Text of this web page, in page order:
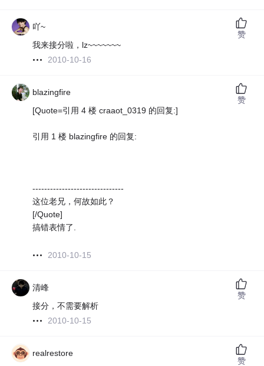
吖~
我来接分啦，lz~~~~~~~
2010-10-16
赞
blazingfire
[Quote=引用 4 楼 craaot_0319 的回复:]
引用 1 楼 blazingfire 的回复:
-------------------------------
这位老兄，何故如此？
[/Quote]
搞错表情了.
2010-10-15
赞
清峰
接分，不需要解析
2010-10-15
赞
realrestore
赞